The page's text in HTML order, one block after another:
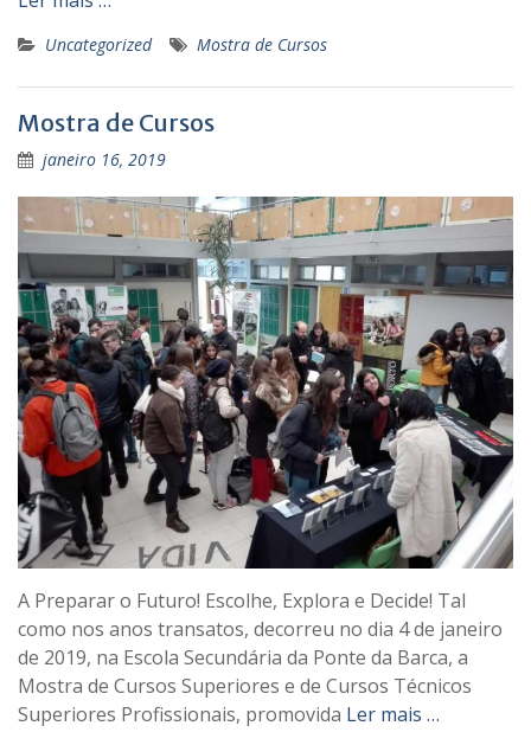
Uncategorized Mostra de Cursos
Mostra de Cursos
janeiro 16, 2019
A Preparar o Futuro! Escolhe, Explora e Decide! Tal
como nos anos transatos, decorreu no dia 4 de janeiro
de 2019, na Escola Secundária da Ponte da Barca, a
Mostra de Cursos Superiores e de Cursos Técnicos
Superiores Profissionais, promovida Ler mais …